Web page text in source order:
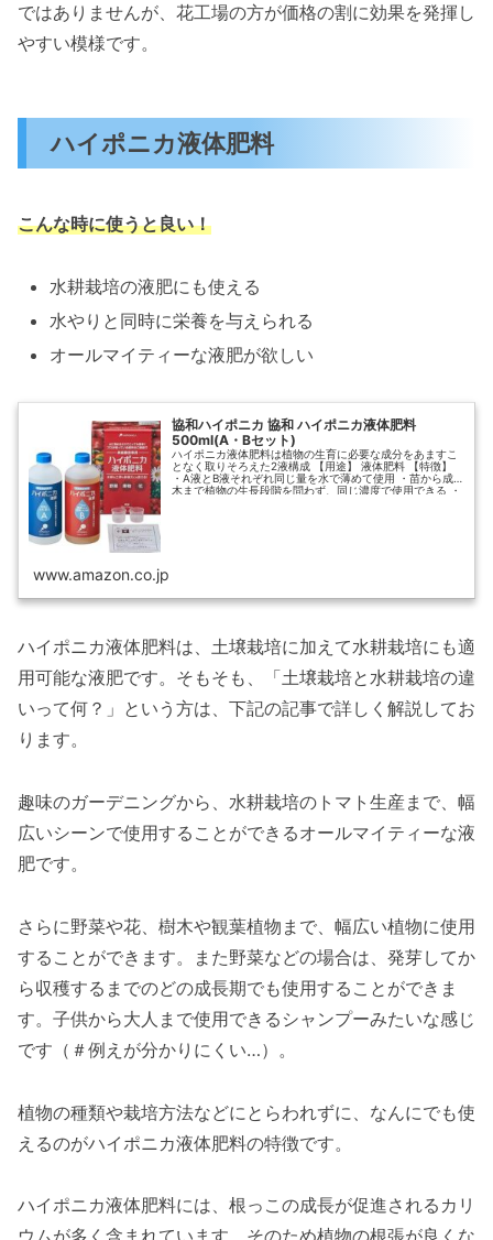
ではありませんが、花工場の方が価格の割に効果を発揮し
やすい模様です。
ハイポニカ液体肥料
こんな時に使うと良い！
水耕栽培の液肥にも使える
水やりと同時に栄養を与えられる
オールマイティーな液肥が欲しい
協和ハイポニカ 協和 ハイポニカ液体肥料
500ml(A・Bセット)
ハイポニカ液体肥料は植物の生育に必要な成分をあますこ
となく取りそろえた2液構成 【用途】 液体肥料 【特徴】
・A液とB液それぞれ同じ量を水で薄めて使用 ・苗から成
木まで植物の生長段階を問わず、同じ濃度で使用できる ・
www.amazon.co.jp
ハイポニカ液体肥料は、土壌栽培に加えて水耕栽培にも適
用可能な液肥です。そもそも、「土壌栽培と水耕栽培の違
いって何？」という方は、下記の記事で詳しく解説してお
ります。
趣味のガーデニングから、水耕栽培のトマト生産まで、幅
広いシーンで使用することができるオールマイティーな液
肥です。
さらに野菜や花、樹木や観葉植物まで、幅広い植物に使用
することができます。また野菜などの場合は、発芽してか
ら収穫するまでのどの成長期でも使用することができま
す。子供から大人まで使用できるシャンプーみたいな感じ
です（＃例えが分かりにくい…）。
植物の種類や栽培方法などにとらわれずに、なんにでも使
えるのがハイポニカ液体肥料の特徴です。
ハイポニカ液体肥料には、根っこの成長が促進されるカリ